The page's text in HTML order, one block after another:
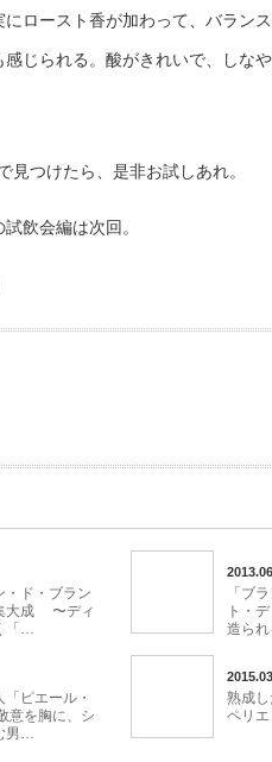
ロースト香が加わって、バラン
じられる。酸がきれいで、しな
見つけたら、是非お試しあれ。
飲会編は次回。
・ド・ブラン
大成 〜ディ
「…
「ブ
ト・
造ら
ピエール・
を胸に、シ
男…
熟成
ペリ